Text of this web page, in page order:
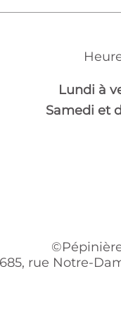
Lundi à
Samedi et
rue Notre-